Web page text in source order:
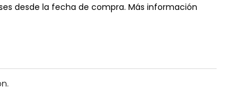
desde la fecha de compra. Más información